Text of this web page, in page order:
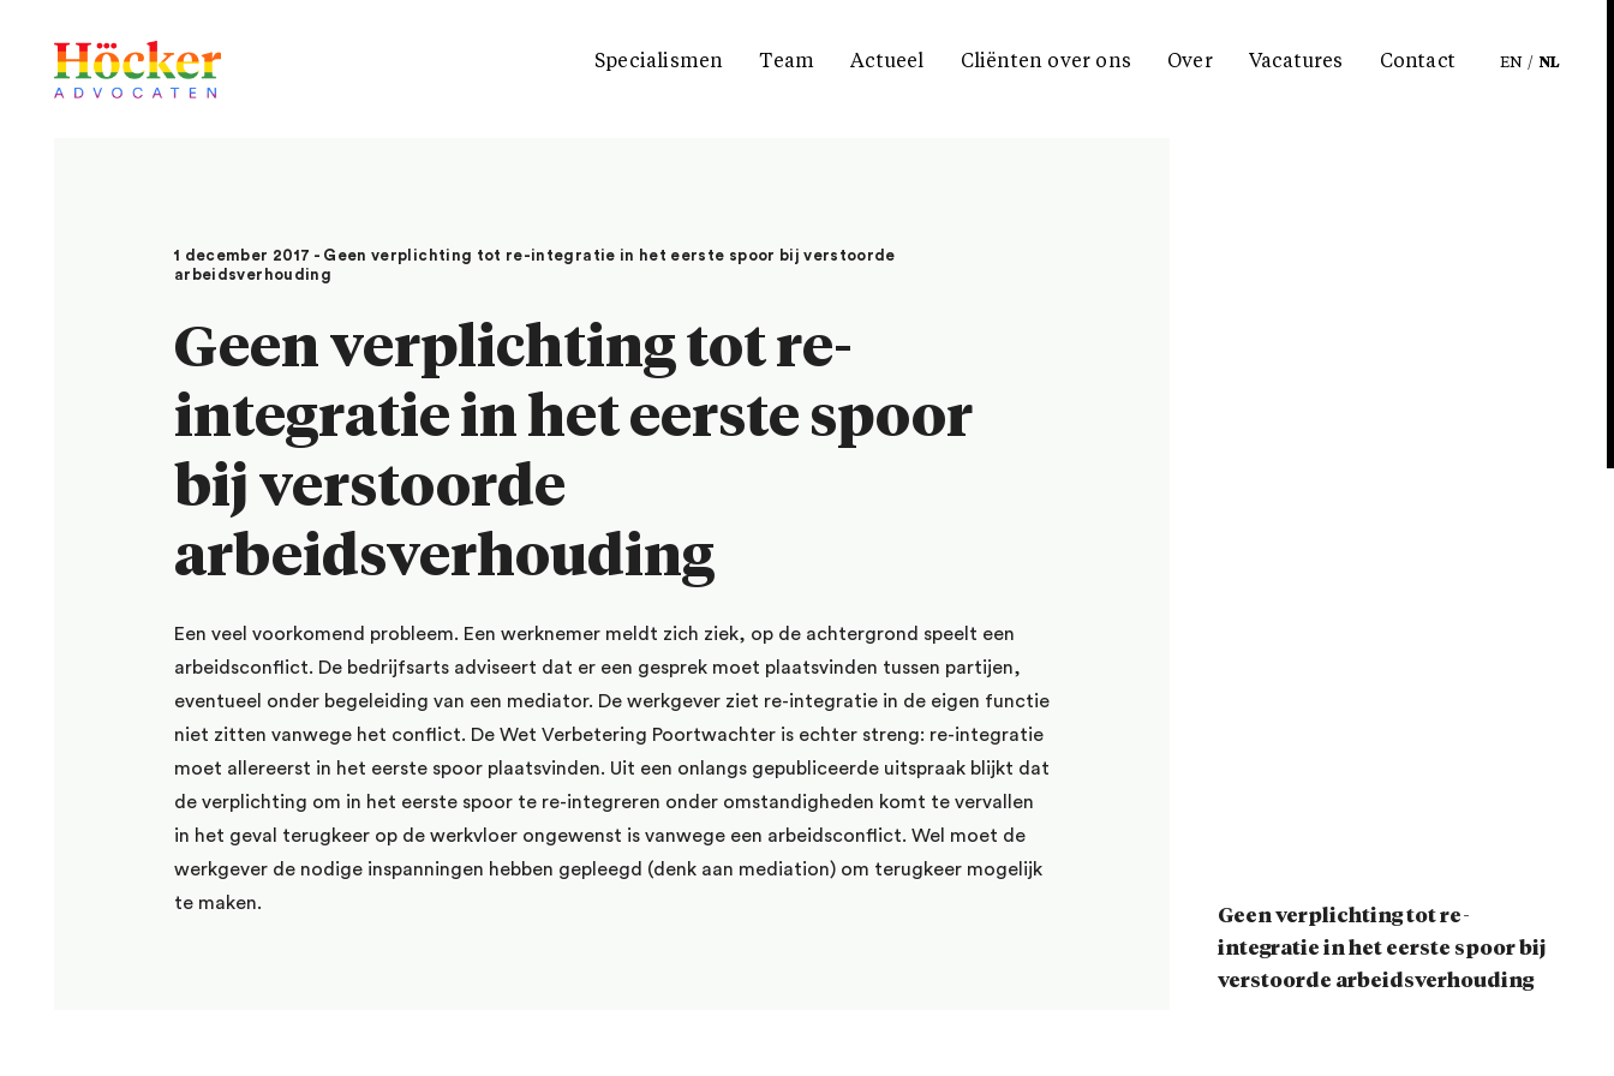
Specialismen Team Actueel Cliënten over ons Over Vacatures Contact EN / NL
1 december 2017 - Geen verplichting tot re-integratie in het eerste spoor bij verstoorde
arbeidsverhouding
Geen verplichting tot re-
integratie in het eerste spoor
bij verstoorde
arbeidsverhouding
Een veel voorkomend probleem. Een werknemer meldt zich ziek, op de achtergrond speelt een
arbeidsconflict. De bedrijfsarts adviseert dat er een gesprek moet plaatsvinden tussen partijen,
eventueel onder begeleiding van een mediator. De werkgever ziet re-integratie in de eigen functie
niet zitten vanwege het conflict. De Wet Verbetering Poortwachter is echter streng: re-integratie
moet allereerst in het eerste spoor plaatsvinden. Uit een onlangs gepubliceerde uitspraak blijkt dat
de verplichting om in het eerste spoor te re-integreren onder omstandigheden komt te vervallen
in het geval terugkeer op de werkvloer ongewenst is vanwege een arbeidsconflict. Wel moet de
werkgever de nodige inspanningen hebben gepleegd (denk aan mediation) om terugkeer mogelijk
te maken.
Geen verplichting tot re-
integratie in het eerste spoor bij
verstoorde arbeidsverhouding